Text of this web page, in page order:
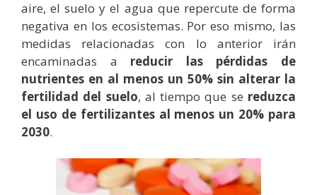
aire, el suelo y el agua que repercute de forma
negativa en los ecosistemas. Por eso mismo, las
medidas relacionadas con lo anterior irán
encaminadas a reducir las pérdidas de
nutrientes en al menos un 50% sin alterar la
fertilidad del suelo, al tiempo que se reduzca
el uso de fertilizantes al menos un 20% para
2030.